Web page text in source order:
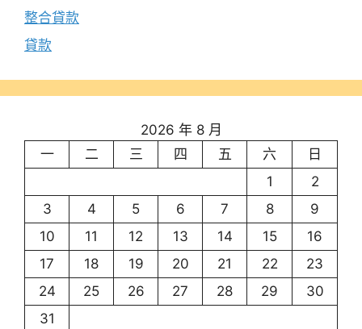
整合貸款
貸款
2026 年 8 月
一
二 三 四 五 六
日
1
2
3
4 5 6 7 8
9
10
11 12 13 14 15
16
17
18 19 20 21 22
23
24
25 26 27 28 29
30
31